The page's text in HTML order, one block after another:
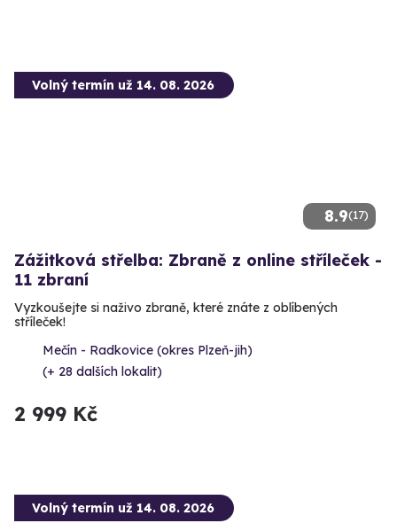
8.9(17)
Volný termín už 14. 08. 2026
Zážitková střelba: Zbraně z online stříleček -
11 zbraní
Vyzkoušejte si naživo zbraně, které znáte z oblíbených
stříleček!
Mečín - Radkovice (okres Plzeň-jih)
(+ 28 dalších lokalit)
2 999 Kč
Volný termín už 14. 08. 2026